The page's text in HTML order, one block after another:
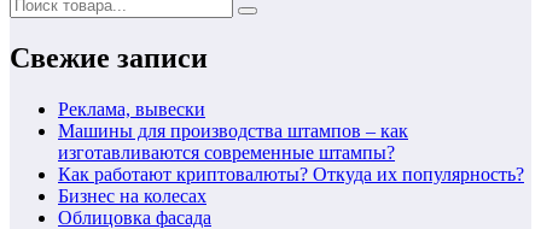
Свежие записи
Реклама, вывески
Машины для производства штампов – как
изготавливаются современные штампы?
Как работают криптовалюты? Откуда их популярность?
Бизнес на колесах
Облицовка фасада